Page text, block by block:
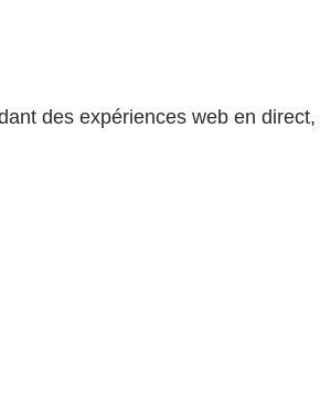
des expériences web en direct,